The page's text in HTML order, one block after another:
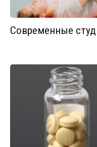
Современные